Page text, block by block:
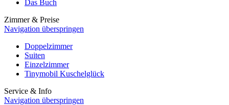
Das Buch
Zimmer & Preise
Navigation überspringen
Doppelzimmer
Suiten
Einzelzimmer
Tinymobil Kuschelglück
Service & Info
Navigation überspringen